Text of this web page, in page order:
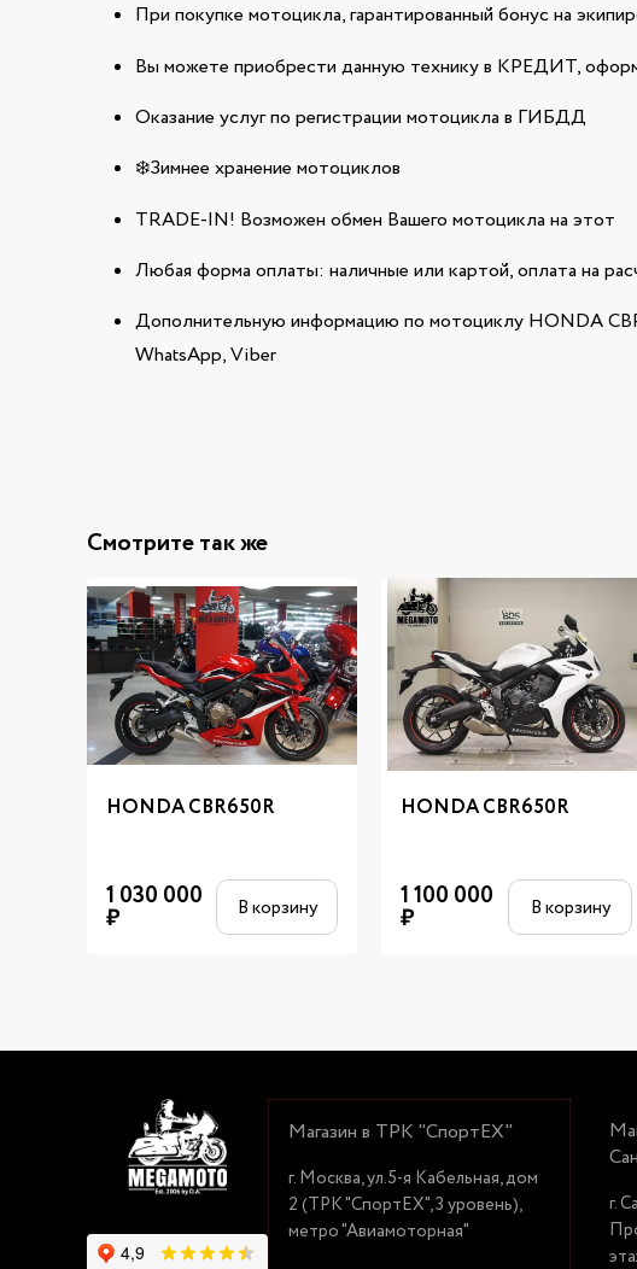
При покупке мотоцикла, гарантированный бонус на
Вы можете приобрести данную технику в КРЕДИТ,
Оказание услуг по регистрации мотоцикла в ГИБДД
❄️Зимнее хранение мотоциклов
TRADE-IN! Возможен обмен Вашего мотоцикла на этот
Любая форма оплаты: наличные или картой, оплата на
Дополнительную информацию по мотоциклу HONDA
WhatsApp, Viber
Смотрите так же
HONDA CBR650R
1 030 000
₽ В корзину
HONDA CBR650R
1 100 000
₽ В корзину
Магазин в ТРК "СпортЕХ"
г. Москва, ул.5-я Кабельная, дом
2 (ТРК "СпортЕХ", 3 уровень),
метро "Авиамоторная"
г.